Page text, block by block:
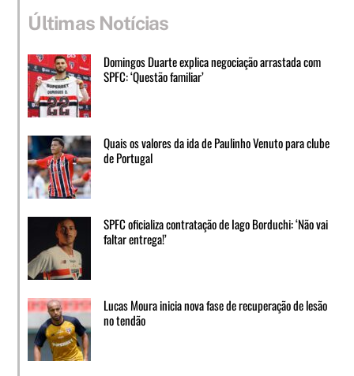
Últimas Notícias
Domingos Duarte explica negociação arrastada com
SPFC: ‘Questão familiar’
Quais os valores da ida de Paulinho Venuto para clube
de Portugal
SPFC oficializa contratação de Iago Borduchi: ‘Não vai
faltar entrega!’
Lucas Moura inicia nova fase de recuperação de lesão
no tendão